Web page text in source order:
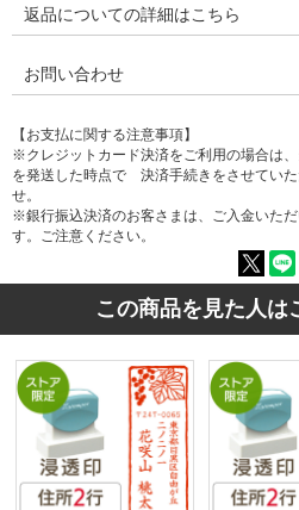
返品についての詳細はこちら
お問い合わせ
【お支払に関する注意事項】
※クレジットカード決済をご利用の場合は
を発送した時点で 決済手続きをさせてい
せ。
※銀行振込決済のお客さまは、ご入金いた
す。ご注意ください。
この商品を見た人は